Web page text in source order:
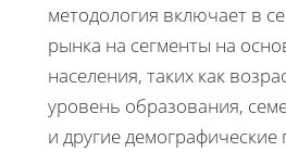
методология включает в
рынка на сегменты на
населения, таких как
уровень образования,
и другие демографические